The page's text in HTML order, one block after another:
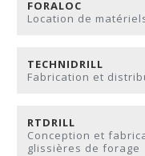
FORALOC
Location de
TECHNIDRILL
Fabrication et
RTDRILL
Conception et
glissières de forage